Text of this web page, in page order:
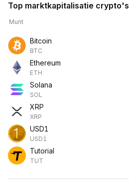
Top marktkapitalisatie crypto's
Munt
Bitcoin
BTC
Ethereum
ETH
Solana
SOL
XRP
XRP
USD1
USD1
Tutorial
TUT